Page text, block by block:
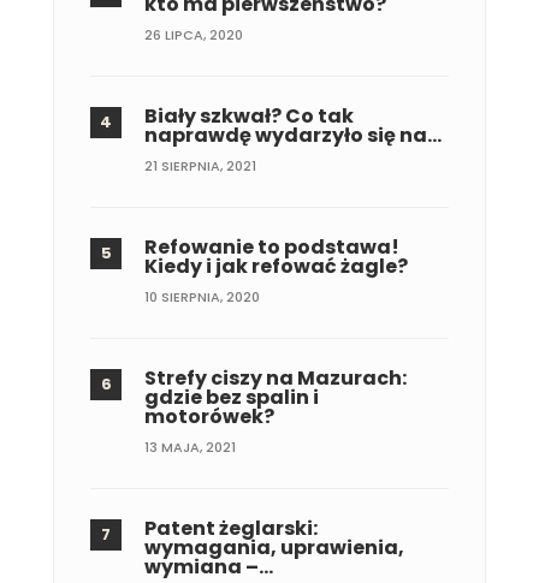
26 LIPCA, 2020
Biały szkwał? Co tak
naprawdę wydarzyło się na…
21 SIERPNIA, 2021
Refowanie to podstawa!
Kiedy i jak refować żagle?
10 SIERPNIA, 2020
Strefy ciszy na Mazurach:
gdzie bez spalin i
motorówek?
13 MAJA, 2021
Patent żeglarski:
wymagania, uprawienia,
wymiana –…